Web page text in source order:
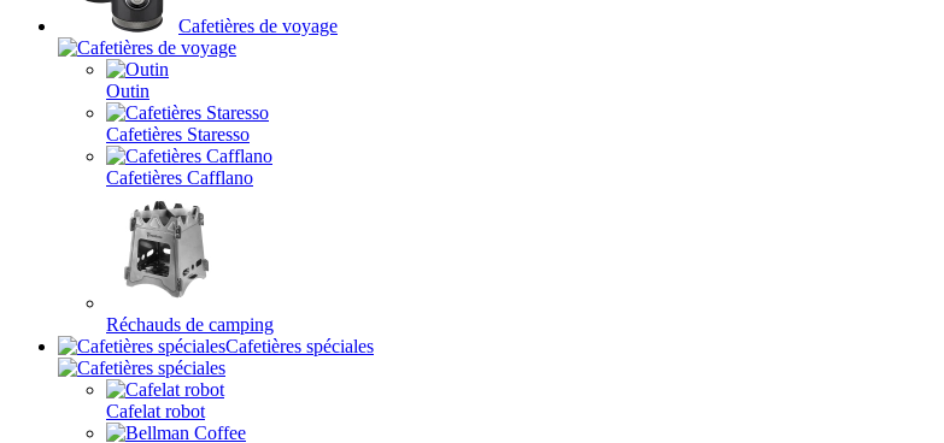
Cafetières de voyage
Outin
Cafetières Staresso
Cafetières Cafflano
Réchauds de camping
Cafetières spéciales
Cafelat robot